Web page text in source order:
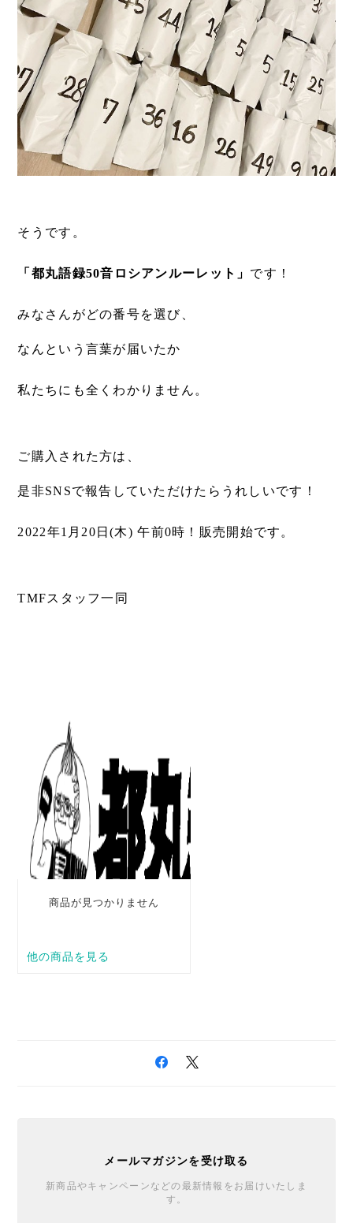
そうです。
「都丸語録50音ロシアンルーレット」 です！
みなさんがどの番号を選び、
なんという言葉が届いたか
私たちにも全くわかりません。
ご購入された方は、
是非SNSで報告していただけたらうれしいです！
2022年1月20日(木) 午前0時！販売開始です。
TMFスタッフ一同
メールマガジンを受け取る
新商品やキャンペーンなどの最新情報をお届けいたしま
す。